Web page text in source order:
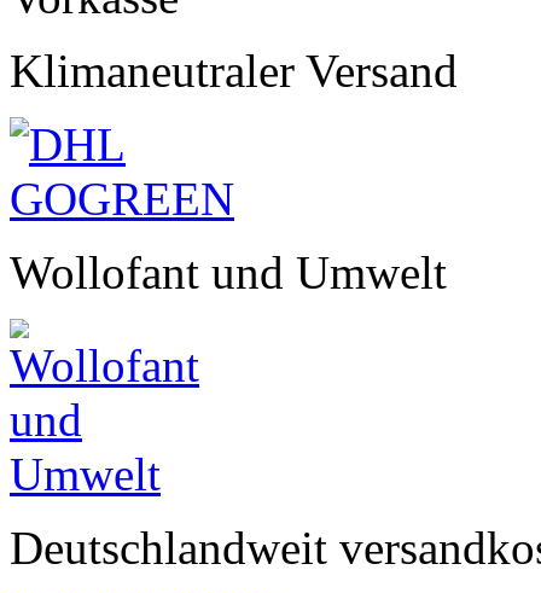
Klimaneutraler Versand
Wollofant und Umwelt
Deutschlandweit